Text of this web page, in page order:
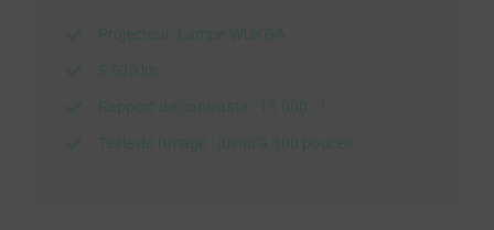
Projecteur Lampe WUXGA
5 500 lm
Rapport de contraste : 15 000 : 1
Taille de l'image : jusqu'à 300 pouces